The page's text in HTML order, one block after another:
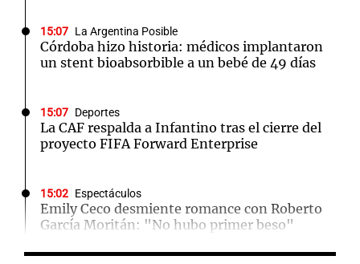
15:07 La Argentina Posible
Córdoba hizo historia: médicos implantaron
un stent bioabsorbible a un bebé de 49 días
15:07 Deportes
La CAF respalda a Infantino tras el cierre del
proyecto FIFA Forward Enterprise
15:02 Espectáculos
Emily Ceco desmiente romance con Roberto
García Moritán: "No hubo primer beso"